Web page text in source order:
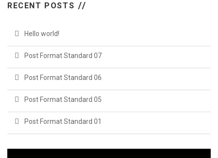
RECENT POSTS
Hello world!
Post Format Standard 07
Post Format Standard 06
Post Format Standard 05
Post Format Standard 01